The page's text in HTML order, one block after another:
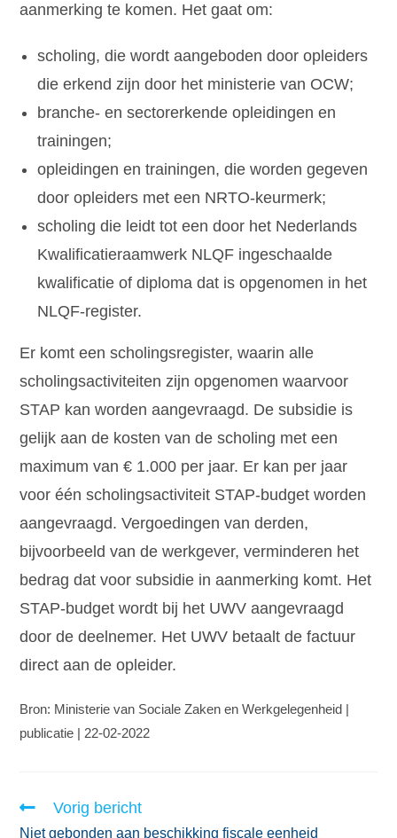
aanmerking te komen. Het gaat om:
scholing, die wordt aangeboden door opleiders
die erkend zijn door het ministerie van OCW;
branche- en sectorerkende opleidingen en
trainingen;
opleidingen en trainingen, die worden gegeven
door opleiders met een NRTO-keurmerk;
scholing die leidt tot een door het Nederlands
Kwalificatieraamwerk NLQF ingeschaalde
kwalificatie of diploma dat is opgenomen in het
NLQF-register.
Er komt een scholingsregister, waarin alle
scholingsactiviteiten zijn opgenomen waarvoor
STAP kan worden aangevraagd. De subsidie is
gelijk aan de kosten van de scholing met een
maximum van € 1.000 per jaar. Er kan per jaar
voor één scholingsactiviteit STAP-budget worden
aangevraagd. Vergoedingen van derden,
bijvoorbeeld van de werkgever, verminderen het
bedrag dat voor subsidie in aanmerking komt. Het
STAP-budget wordt bij het UWV aangevraagd
door de deelnemer. Het UWV betaalt de factuur
direct aan de opleider.
Bron: Ministerie van Sociale Zaken en Werkgelegenheid |
publicatie | 22-02-2022
Vorig bericht
Niet gebonden aan beschikking fiscale eenheid